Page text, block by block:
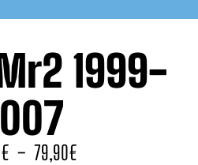
1999-
€ – 79,90€